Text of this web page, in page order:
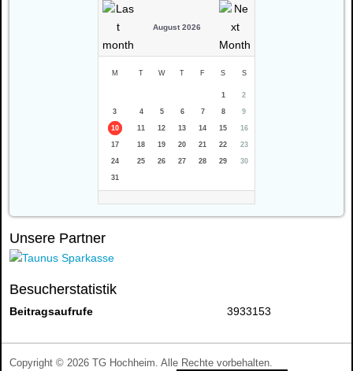
August 2026
M T W T F S S
1 2
3 4 5 6 7 8 9
10 11 12 13 14 15 16
17 18 19 20 21 22 23
24 25 26 27 28 29 30
31
Unsere Partner
Besucherstatistik
Beitragsaufrufe 3933153
Copyright © 2026 TG Hochheim. Alle Rechte vorbehalten.